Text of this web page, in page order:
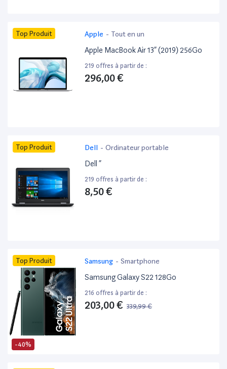
Top Produit Apple - Tout en un
Apple MacBook Air 13” (2019) 256Go
219 offres à partir de :
296,00 €
Top Produit Dell - Ordinateur portable
Dell ”
219 offres à partir de :
8,50 €
-40%
Top Produit Samsung - Smartphone
Samsung Galaxy S22 128Go
216 offres à partir de :
203,00 € 339,99 €